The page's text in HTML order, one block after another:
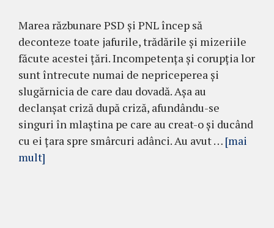
Marea răzbunare PSD și PNL încep să
deconteze toate jafurile, trădările și mizeriile
făcute acestei țări. Incompetența și corupția lor
sunt întrecute numai de nepriceperea și
slugărnicia de care dau dovadă. Așa au
declanșat criză după criză, afundându-se
singuri în mlaștina pe care au creat-o și ducând
cu ei țara spre smârcuri adânci. Au avut … [mai
mult]